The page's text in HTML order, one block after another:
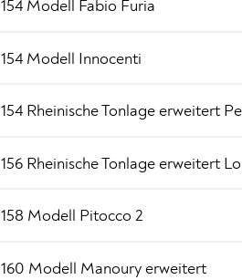
154 Modell Fabio Furia
154 Modell Innocenti
154 Rheinische Tonlage erweitert
156 Rheinische Tonlage erweitert
158 Modell Pitocco 2
160 Modell Manoury erweitert